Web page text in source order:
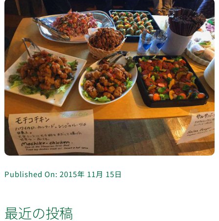
Published On: 2015年 11月 15日
最近の投稿